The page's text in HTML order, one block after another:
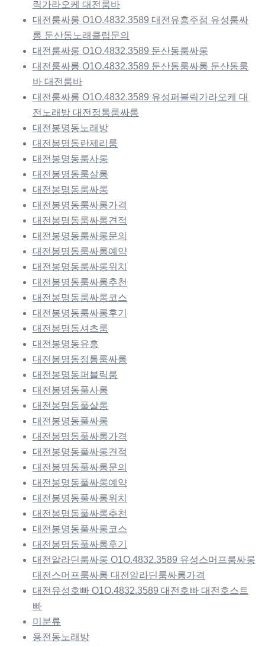
릭가라오케 대전룸바
대전룸싸롱 O1O.4832.3589 대전유흥주점 유성룸싸
롱 둔산동노래클럽문의
대전룸싸롱 O1O.4832.3589 둔산동룸싸롱
대전룸싸롱 O1O.4832.3589 둔산동룸싸롱 둔산동룸
바 대전룸바
대전룸싸롱 O1O.4832.3589 유성퍼블릭가라오케 대
전노래방 대전정통룸싸롱
대전봉명동노래방
대전봉명동란제리룸
대전봉명동룸사롱
대전봉명동룸살롱
대전봉명동룸싸롱
대전봉명동룸싸롱가격
대전봉명동룸싸롱견적
대전봉명동룸싸롱문의
대전봉명동룸싸롱예약
대전봉명동룸싸롱위치
대전봉명동룸싸롱추천
대전봉명동룸싸롱코스
대전봉명동룸싸롱후기
대전봉명동셔츠룸
대전봉명동유흥
대전봉명동정통룸싸롱
대전봉명동퍼블릭룸
대전봉명동풀사롱
대전봉명동풀살롱
대전봉명동풀싸롱
대전봉명동풀싸롱가격
대전봉명동풀싸롱견적
대전봉명동풀싸롱문의
대전봉명동풀싸롱예약
대전봉명동풀싸롱위치
대전봉명동풀싸롱추천
대전봉명동풀싸롱코스
대전봉명동풀싸롱후기
대전알라딘룸싸롱 O1O.4832.3589 유성스머프룸싸롱
대전스머프룸싸롱 대전알라딘룸싸롱가격
대전유성호빠 O1O.4832.3589 대전호빠 대전호스트
빠
미분류
용전동노래방